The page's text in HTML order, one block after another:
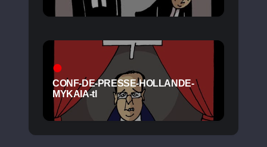
CONF-DE-PRESSE-HOLLANDE-
MYKAIA-tl